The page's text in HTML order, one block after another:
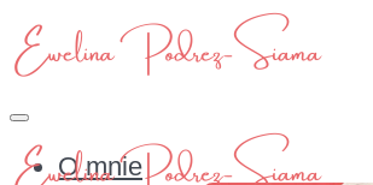
O mnie